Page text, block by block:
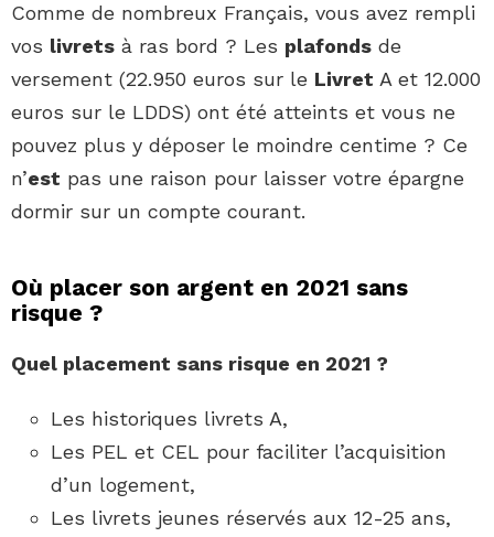
Comme de nombreux Français, vous avez rempli
vos livrets à ras bord ? Les plafonds de
versement (22.950 euros sur le Livret A et 12.000
euros sur le LDDS) ont été atteints et vous ne
pouvez plus y déposer le moindre centime ? Ce
n’est pas une raison pour laisser votre épargne
dormir sur un compte courant.
Où placer son argent en 2021 sans
risque ?
Quel placement sans risque en 2021 ?
Les historiques livrets A,
Les PEL et CEL pour faciliter l’acquisition
d’un logement,
Les livrets jeunes réservés aux 12-25 ans,